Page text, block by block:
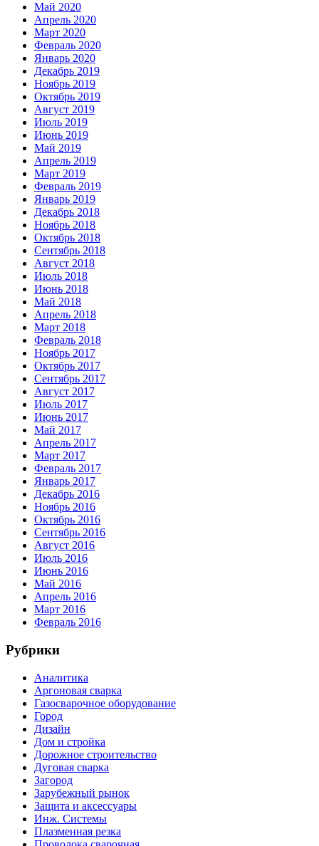
Май 2020
Апрель 2020
Март 2020
Февраль 2020
Январь 2020
Декабрь 2019
Ноябрь 2019
Октябрь 2019
Август 2019
Июль 2019
Июнь 2019
Май 2019
Апрель 2019
Март 2019
Февраль 2019
Январь 2019
Декабрь 2018
Ноябрь 2018
Октябрь 2018
Сентябрь 2018
Август 2018
Июль 2018
Июнь 2018
Май 2018
Апрель 2018
Март 2018
Февраль 2018
Ноябрь 2017
Октябрь 2017
Сентябрь 2017
Август 2017
Июль 2017
Июнь 2017
Май 2017
Апрель 2017
Март 2017
Февраль 2017
Январь 2017
Декабрь 2016
Ноябрь 2016
Октябрь 2016
Сентябрь 2016
Август 2016
Июль 2016
Июнь 2016
Май 2016
Апрель 2016
Март 2016
Февраль 2016
Рубрики
Аналитика
Аргоновая сварка
Газосварочное оборудование
Город
Дизайн
Дом и стройка
Дорожное строительство
Дуговая сварка
Загород
Зарубежный рынок
Защита и аксессуары
Инж. Системы
Плазменная резка